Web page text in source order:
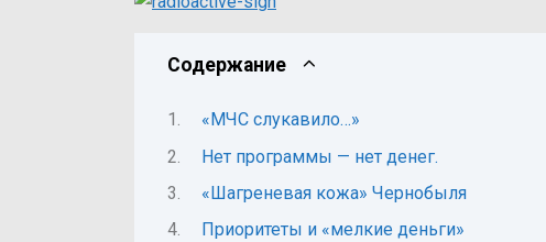
Содержание
«МЧС слукавило…»
Нет программы — нет денег.
«Шагреневая кожа» Чернобыля
Приоритеты и «мелкие деньги»